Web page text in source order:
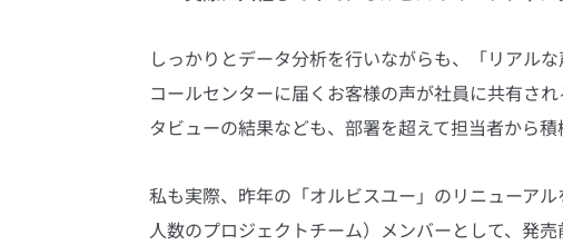
しっかりとデータ分析を行いながらも、「リアル
コールセンターに届くお客様の声が社員に共有さ
タビューの結果なども、部署を超えて担当者から積
私も実際、昨年の「オルビスユー」のリニューア
人数のプロジェクトチーム）メンバーとして、発